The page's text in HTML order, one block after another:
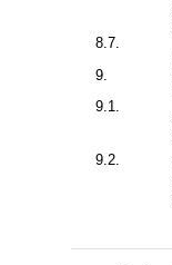
8.7.
9.
9.1.
9.2.